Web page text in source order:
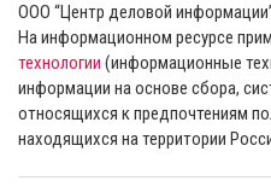
ООО “Центр деловой
На информационном ресурсе
технологии (информационные
информации на основе сбора,
относящихся к предпочтениям
находящихся на территории